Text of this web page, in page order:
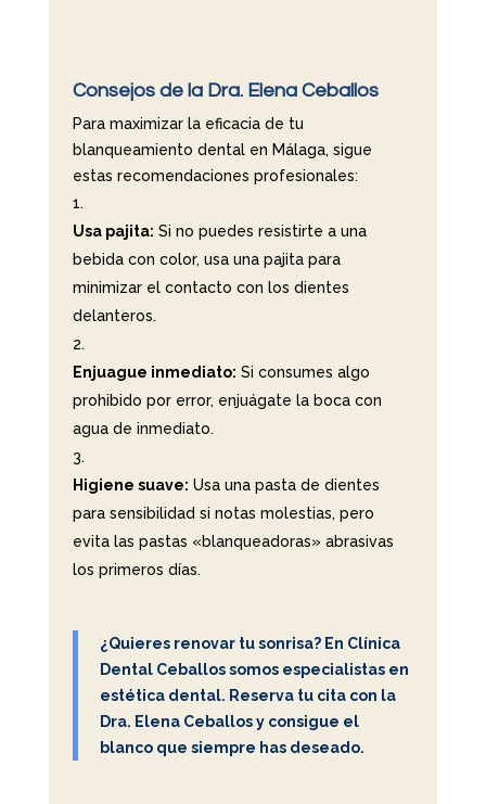
Consejos de la Dra. Elena Ceballos
Para maximizar la eficacia de tu
blanqueamiento dental en Málaga, sigue
estas recomendaciones profesionales:
Usa pajita: Si no puedes resistirte a una
bebida con color, usa una pajita para
minimizar el contacto con los dientes
delanteros.
Enjuague inmediato: Si consumes algo
prohibido por error, enjuágate la boca con
agua de inmediato.
Higiene suave: Usa una pasta de dientes
para sensibilidad si notas molestias, pero
evita las pastas «blanqueadoras» abrasivas
los primeros días.
¿Quieres renovar tu sonrisa? En Clínica
Dental Ceballos somos especialistas en
estética dental. Reserva tu cita con la
Dra. Elena Ceballos y consigue el
blanco que siempre has deseado.